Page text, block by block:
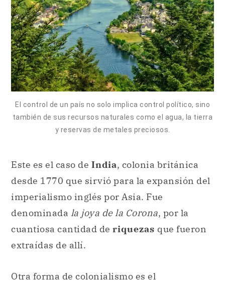
El control de un país no solo implica control político, sino
también de sus recursos naturales como el agua, la tierra
y reservas de metales preciosos.
Este es el caso de India, colonia británica
desde 1770 que sirvió para la expansión del
imperialismo inglés por Asia. Fue
denominada la joya de la Corona, por la
cuantiosa cantidad de riquezas que fueron
extraídas de allí.
Otra forma de colonialismo es el